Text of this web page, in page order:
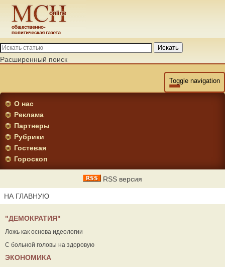
Искать
Расширенный поиск
Toggle navigation
О нас
Реклама
Партнеры
Рубрики
Гостевая
Гороскоп
RSS версия
НА ГЛАВНУЮ
"ДЕМОКРАТИЯ"
Ложь как основа идеологии
С больной головы на здоровую
ЭКОНОМИКА